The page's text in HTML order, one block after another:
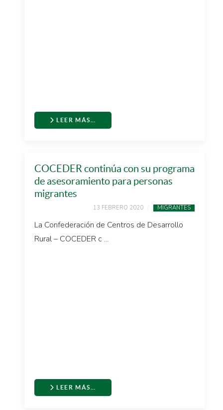
LEER MÁS…
COCEDER continúa con su programa
de asesoramiento para personas
migrantes
13 FEBRERO 2020 MIGRANTES
La Confederación de Centros de Desarrollo
Rural – COCEDER c ...
LEER MÁS…